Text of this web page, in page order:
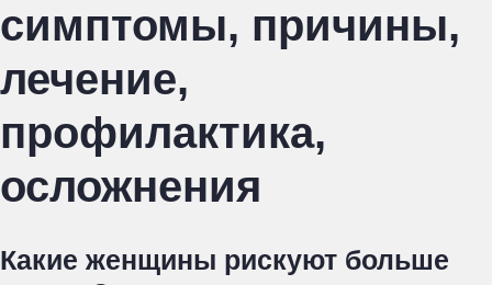
симптомы, причины,
лечение,
профилактика,
осложнения
Какие женщины рискуют больше